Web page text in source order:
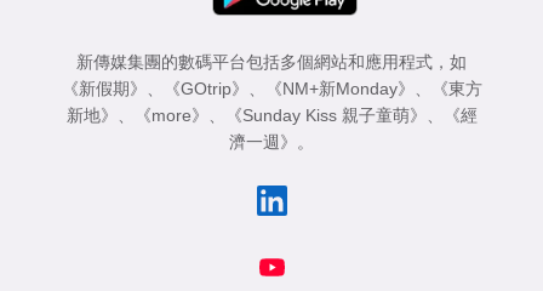
新傳媒集團的數碼平台包括多個網站和應用程式，如
《新假期》
《GOtrip》 《NM+新Monday》
《東方
新地》
《more》 《Sunday Kiss 親子童萌》
《經
濟一週》
。